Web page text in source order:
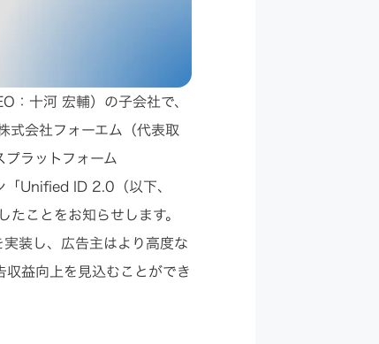
十河 宏輔）の子会社で、
会社フォーエム（代表取
ラットフォーム
Unified ID 2.0（以下、
ことをお知らせします。
装し、広告主はより高度な
益向上を見込むことができ